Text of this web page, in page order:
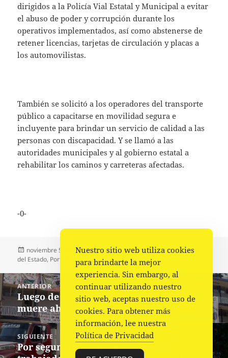
dirigidos a la Policía Vial Estatal y Municipal a evitar
el abuso de poder y corrupción durante los
operativos implementados, así como abstenerse de
retener licencias, tarjetas de circulación y placas a
los automovilistas.
También se solicitó a los operadores del transporte
público a capacitarse en movilidad segura e
incluyente para brindar un servicio de calidad a las
personas con discapacidad. Y se llamó a las
autoridades municipales y al gobierno estatal a
rehabilitar los caminos y carreteras afectadas.
-0-
Publicado
el
noviembre 5, 2022 Autor
Comunicado Congreso Categorías
Congreso
del Estado, Portada
Navegación
de
entradas
ANTERIOR
Entrada
anterior:
Luego de una borrachera en el CRENO,
muere ahogado un normalista.
SIGUIENTE
Siguiente
Por segundo día, paran labores
Nuestro sitio web utiliza cookies
para brindarte la mejor
experiencia. Sin embargo, al
continuar utilizando nuestro
sitio web, aceptas nuestro uso de
cookies. Para obtener más
información, lee nuestra
Política de Privacidad